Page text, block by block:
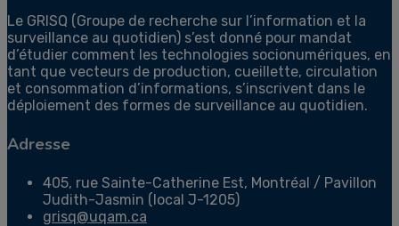
Le GRISQ (Groupe de recherche sur l’information et la
surveillance au quotidien) s’est donné pour mandat
d’étudier comment les technologies socionumériques, en
tant que vecteurs de production, cueillette, circulation
et consommation d’informations, s’inscrivent dans le
déploiement des formes de surveillance au quotidien.
Adresse
405, rue Sainte-Catherine Est, Montréal / Pavillon
Judith-Jasmin (local J-1205)
grisq@uqam.ca